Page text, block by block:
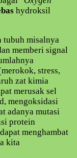
hydroksil
misalnya
memberi signal
stress,
zat kimia
merusak sel
mengoksidasi
adanya mutasi
protein
menghambat
kita